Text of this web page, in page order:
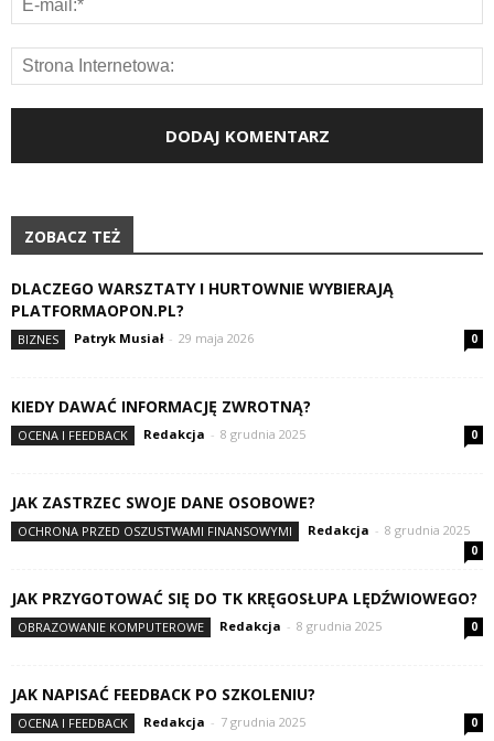
ZOBACZ TEŻ
DLACZEGO WARSZTATY I HURTOWNIE WYBIERAJĄ
PLATFORMAOPON.PL?
BIZNES Patryk Musiał - 29 maja 2026 0
KIEDY DAWAĆ INFORMACJĘ ZWROTNĄ?
OCENA I FEEDBACK Redakcja - 8 grudnia 2025 0
JAK ZASTRZEC SWOJE DANE OSOBOWE?
OCHRONA PRZED OSZUSTWAMI FINANSOWYMI Redakcja - 8 grudnia 2025
0
JAK PRZYGOTOWAĆ SIĘ DO TK KRĘGOSŁUPA LĘDŹWIOWEGO?
OBRAZOWANIE KOMPUTEROWE Redakcja - 8 grudnia 2025 0
JAK NAPISAĆ FEEDBACK PO SZKOLENIU?
OCENA I FEEDBACK Redakcja - 7 grudnia 2025 0